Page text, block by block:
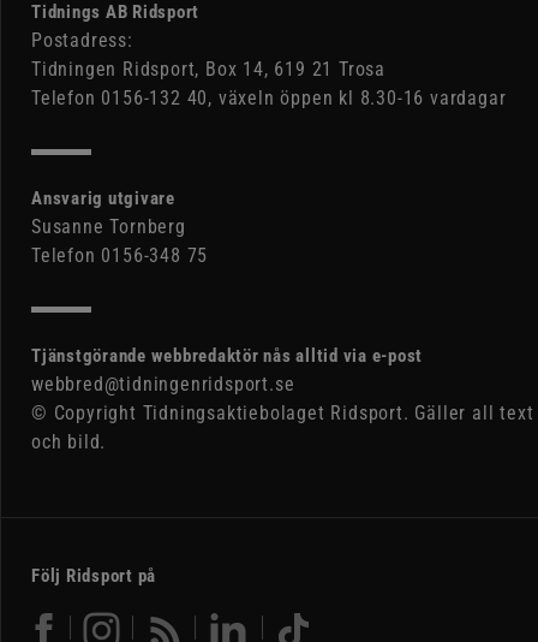
Tidnings AB Ridsport
Postadress:
Tidningen Ridsport, Box 14, 619 21 Trosa
Telefon 0156-132 40, växeln öppen kl 8.30-16 vardagar
Ansvarig utgivare
Susanne Tornberg
Telefon 0156-348 75
Tjänstgörande webbredaktör nås alltid via e-post
webbred@tidningenridsport.se
© Copyright Tidningsaktiebolaget Ridsport. Gäller all text
och bild.
Följ Ridsport på